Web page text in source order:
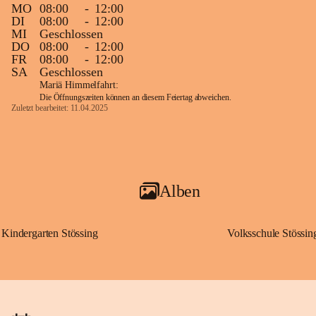
MO 08:00 - 12:00
DI
08:00 - 12:00
MI
Geschlossen
DO
08:00 - 12:00
FR
08:00 - 12:00
SA
Geschlossen
Mariä Himmelfahrt:
Die Öffnungszeiten können an diesem Feiertag abweichen.
Zuletzt bearbeitet: 11.04.2025
Alben
Kindergarten Stössing Volksschule